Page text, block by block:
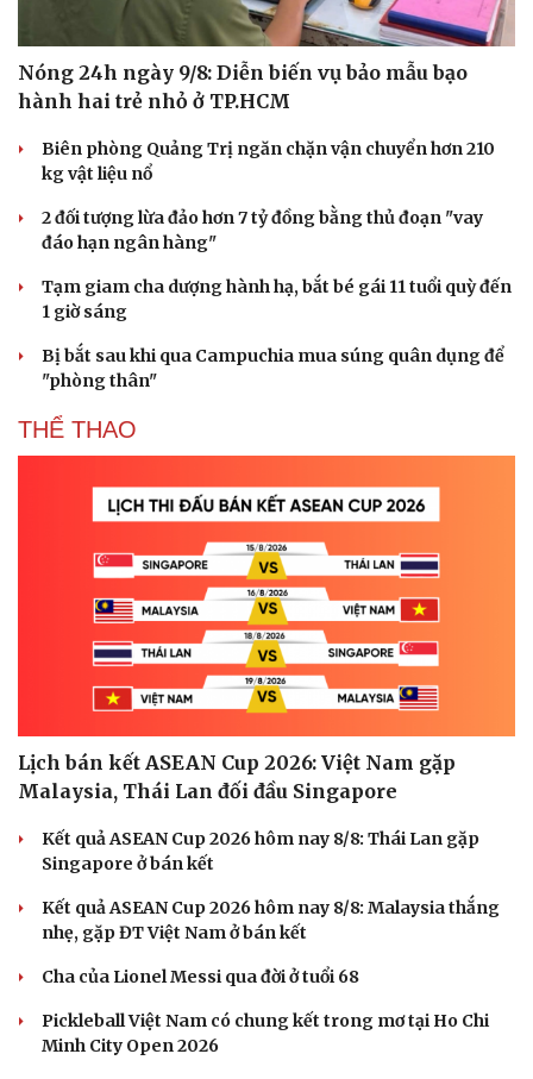
Cải chính
Nóng 24h ngày 9/8: Diễn biến vụ bảo mẫu bạo
hành hai trẻ nhỏ ở TP.HCM
Biên phòng Quảng Trị ngăn chặn vận chuyển hơn 210
kg vật liệu nổ
2 đối tượng lừa đảo hơn 7 tỷ đồng bằng thủ đoạn "vay
đáo hạn ngân hàng"
Tạm giam cha dượng hành hạ, bắt bé gái 11 tuổi quỳ đến
1 giờ sáng
Bị bắt sau khi qua Campuchia mua súng quân dụng để
"phòng thân"
THỂ THAO
Lịch bán kết ASEAN Cup 2026: Việt Nam gặp
Malaysia, Thái Lan đối đầu Singapore
Kết quả ASEAN Cup 2026 hôm nay 8/8: Thái Lan gặp
Singapore ở bán kết
Kết quả ASEAN Cup 2026 hôm nay 8/8: Malaysia thắng
nhẹ, gặp ĐT Việt Nam ở bán kết
Cha của Lionel Messi qua đời ở tuổi 68
Pickleball Việt Nam có chung kết trong mơ tại Ho Chi
Minh City Open 2026